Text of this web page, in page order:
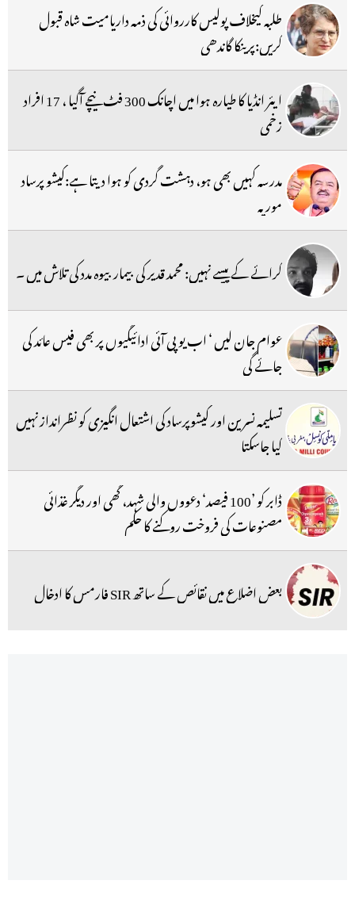
طلبہ کیخلاف پولیس کارروائی کی ذمہ داریامیت شاہ قبول
کریں:پرینکا گاندھی
ایئر انڈیا کا طیارہ ہوا میں اچانک 300 فٹ نیچے آگیا ، 17 افراد
زخمی
مدرسہ کہیں بھی ہو، دہشت گردی کو ہوا دیتا ہے:کیشو پرساد
موریہ
کرائے کے پیسے نہیں: محمد قدیر کی بیمار بیوہ مدد کی تلاش میں ۔
عوام جان لیں ‘ اب یو پی آئی ادائیگیوں پر بھی فیس عائد کی
جائے گی
تسلیمہ نسرین اور کیشوپرساد کی اشتعال انگیزی کو نظرانداز نہیں
کیا جاسکتا
ڈابر کو ’100 فیصد‘ دعووں والی شہد، گھی اور دیگر غذائی
مصنوعات کی فروخت روکنے کا حکم
بعض اضلاع میں نقائص کے ساتھ SIR فارمس کا ادخال